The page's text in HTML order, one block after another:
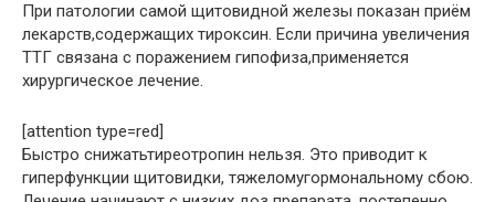
При патологии самой щитовидной железы показан приём
лекарств,содержащих тироксин. Если причина увеличения
ТТГ связана с поражением гипофиза,применяется
хирургическое лечение.
[attention type=red]
Быстро снижатьтиреотропин нельзя. Это приводит к
гиперфункции щитовидки, тяжеломугормональному сбою.